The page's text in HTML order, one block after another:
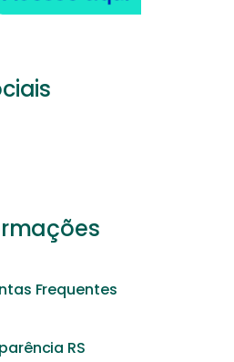
Frequentes
RS